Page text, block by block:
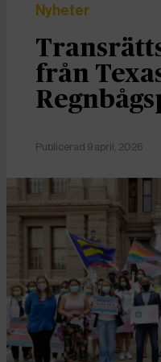
Nyheter
från
Publicerad 9 april, 2026